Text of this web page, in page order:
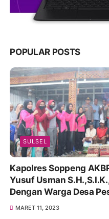
POPULAR POSTS
SULSEL
Kapolres Soppeng
Yusuf Usman
Dengan Warga Desa
MARET 11, 2023